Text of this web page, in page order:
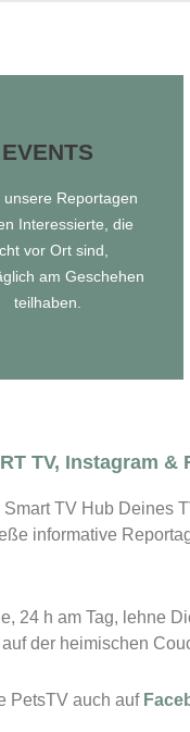
EVENTS
unsere Reportagen
Interessierte, die
vor Ort sind,
am Geschehen
teilhaben.
Zu unseren
EVENTS
TV, Instagram &
TV Hub Deines
informative
24 h am Tag, lehne
der heimischen
PetsTV auch auf